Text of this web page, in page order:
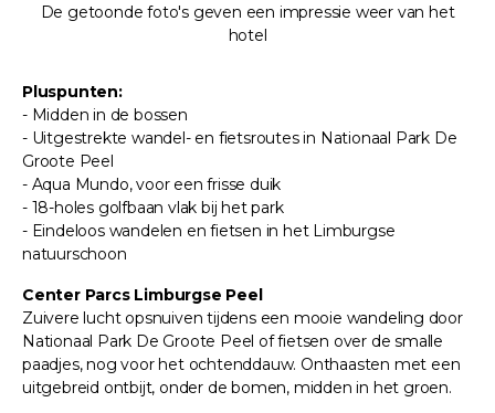
De getoonde foto's geven een impressie weer van het
hotel
Pluspunten:
- Midden in de bossen
- Uitgestrekte wandel- en fietsroutes in Nationaal Park De
Groote Peel
- Aqua Mundo, voor een frisse duik
- 18-holes golfbaan vlak bij het park
- Eindeloos wandelen en fietsen in het Limburgse
natuurschoon
Center Parcs Limburgse Peel
Zuivere lucht opsnuiven tijdens een mooie wandeling door
Nationaal Park De Groote Peel of fietsen over de smalle
paadjes, nog voor het ochtenddauw. Onthaasten met een
uitgebreid ontbijt, onder de bomen, midden in het groen.